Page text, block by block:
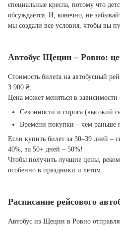
специальные кресла, потому что
обсуждается. И, конечно, не
мы создали все условия, чтобы вы
Автобус Щецин – Ровно:
Стоимость билета на автобусный
3 900 ₴.
Цена может меняться в зависимости
Сезонности и спроса (высокий
Времени покупки – чем раньше
Если купить билет за 30–39 дней –
40%, за 50+ дней – 50%!
Чтобы получить лучшие цены,
особенно в праздники и летом.
Расписание рейсового
Автобус из Щецин в Ровно